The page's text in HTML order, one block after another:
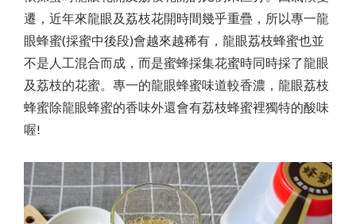
遷，近年來龍眼及荔枝花開時間幾乎重疊，所以專一龍
眼蜂蜜(採蜜中後段)會越來越稀有，龍眼荔枝蜂蜜也並
不是人工混合而成，而是蜜蜂採集花蜜時同時採了龍眼
及荔枝的花蜜。專一的龍眼蜂蜜味道較香濃，龍眼荔枝
蜂蜜除龍眼蜂蜜的香味外還會有荔枝蜂蜜裡獨特的酸味
喔!